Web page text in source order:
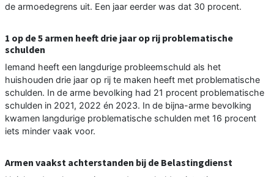
de armoedegrens uit. Een jaar eerder was dat 30 procent.
1 op de 5 armen heeft drie jaar op rij problematische
schulden
Iemand heeft een langdurige probleemschuld als het
huishouden drie jaar op rij te maken heeft met problematische
schulden. In de arme bevolking had 21 procent problematische
schulden in 2021, 2022 én 2023. In de bijna-arme bevolking
kwamen langdurige problematische schulden met 16 procent
iets minder vaak voor.
Armen vaakst achterstanden bij de Belastingdienst